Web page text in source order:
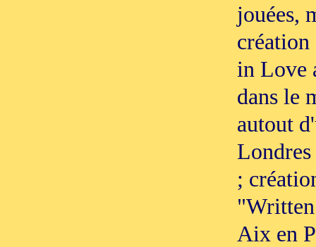
jouées,
création
in Love
dans le
autout
;
Aix en